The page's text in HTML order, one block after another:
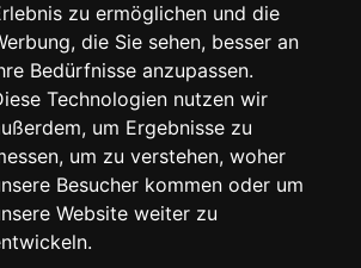
zu ermöglichen und die
die Sie sehen, besser an
Bedürfnisse anzupassen.
Technologien nutzen wir
um Ergebnisse zu
um zu verstehen, woher
Besucher kommen oder um
Website weiter zu